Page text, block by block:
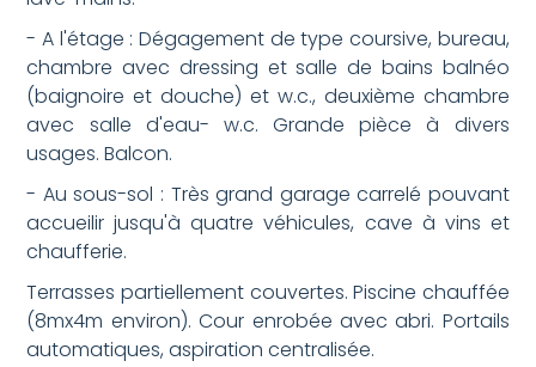
- A l'étage : Dégagement de type coursive, bureau,
chambre avec dressing et salle de bains balnéo
(baignoire et douche) et w.c., deuxième chambre
avec salle d'eau- w.c. Grande pièce à divers
usages. Balcon.
- Au sous-sol : Très grand garage carrelé pouvant
accueilir jusqu'à quatre véhicules, cave à vins et
chaufferie.
Terrasses partiellement couvertes. Piscine chauffée
(8mx4m environ). Cour enrobée avec abri. Portails
automatiques, aspiration centralisée.